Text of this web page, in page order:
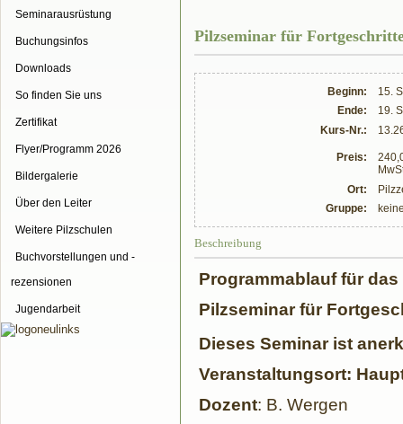
Seminarausrüstung
Buchungsinfos
Downloads
So finden Sie uns
Zertifikat
Flyer/Programm 2026
Bildergalerie
Über den Leiter
Weitere Pilzschulen
Buchvorstellungen und -
rezensionen
Jugendarbeit
Pilzseminar für
Beginn:
15.
Ende:
19.
Kurs-Nr.:
Preis:
Ort:
Gruppe:
Beschreibung
Programmablauf für das
Pilzseminar für
Dieses Seminar ist
Veranstaltungsort:
Dozent: B. Wergen